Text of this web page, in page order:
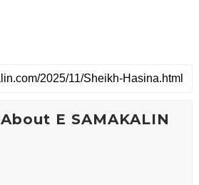
About E SAMAKALIN